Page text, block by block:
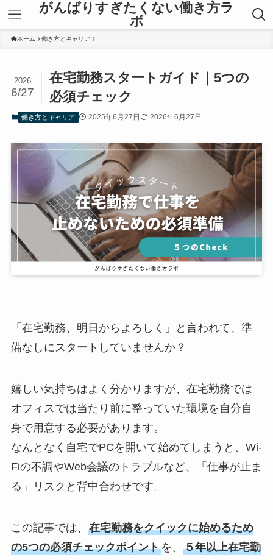
がんばりすぎたくない働き方ラ
ボ
ホーム 働き方とキャリア
在宅勤務スタートガイド｜5つの
必須チェック
2026
6/27
働き方とキャリア 2025年6月27日 2026年6月27日
「在宅勤務、明日からよろしく」と言われて、準
備なしにスタートしていませんか？
嬉しい気持ちはよく分かりますが、在宅勤務では
オフィスでは当たり前に整っていた環境を自分自
身で用意する必要があります。
なんとなく自宅でPCを開いて始めてしまうと、Wi-
Fiの不調やWeb会議のトラブルなど、「仕事が止ま
る」リスクと背中合わせです。
この記事では、 在宅勤務をクイックに始めるため
の5つの必須チェックポイントを、 ５年以上在宅勤